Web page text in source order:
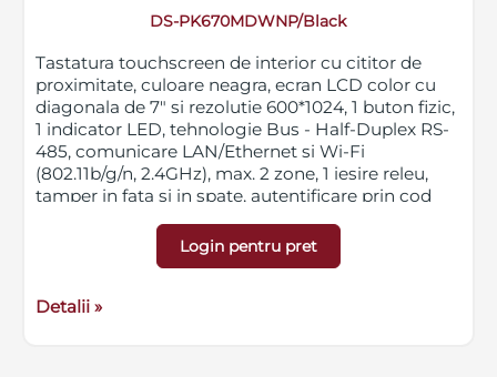
DS-PK670MDWNP/Black
Tastatura touchscreen de interior cu cititor de
proximitate, culoare neagra, ecran LCD color cu
diagonala de 7" si rezolutie 600*1024, 1 buton fizic,
1 indicator LED, tehnologie Bus - Half-Duplex RS-
485, comunicare LAN/Ethernet si Wi-Fi
(802.11b/g/n, 2.4GHz), max. 2 zone, 1 iesire releu,
tamper in fata si in spate, autentificare prin cod
istoric - 200 evenimente, montare pe perete,
dimensiuni 122 x 218.7 x 27 mm, greutate 400g
Login pentru pret
Detalii »